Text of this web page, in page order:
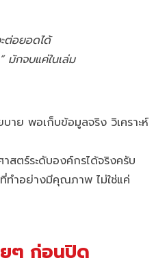
ต่อยอดได้
มักจบแค่ในเล่ม
บาย พอเก็บข้อมูลจริง วิเคราะห์
สตร์ระดับองค์กรได้จริงครับ
ทำอย่างมีคุณภาพ ไม่ใช่แค่
ยๆ ก่อนปิด